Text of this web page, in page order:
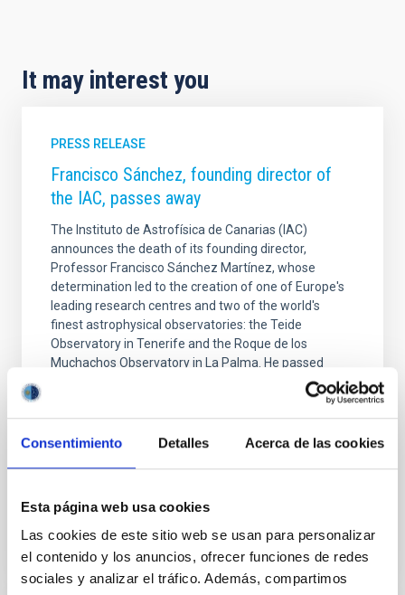
Consentimiento Detalles Acerca de las cookies
Esta página web usa cookies
Las cookies de este sitio web se usan para personalizar
el contenido y los anuncios, ofrecer funciones de redes
sociales y analizar el tráfico. Además, compartimos
It may interest you
PRESS RELEASE
Francisco Sánchez, founding director of
the IAC, passes away
The Instituto de Astrofísica de Canarias (IAC)
announces the death of its founding director,
Professor Francisco Sánchez Martínez, whose
determination led to the creation of one of Europe's
leading research centres and two of the world's
finest astrophysical observatories: the Teide
Observatory in Tenerife and the Roque de los
Muchachos Observatory in La Palma. He passed
away today in Madrid, where he had been living for
the last few years, at the age of 89. The director of
the IAC, Valentín Martínez Pillet, emphasises that
"Professor Sánchez's legacy is incalculable. He was a